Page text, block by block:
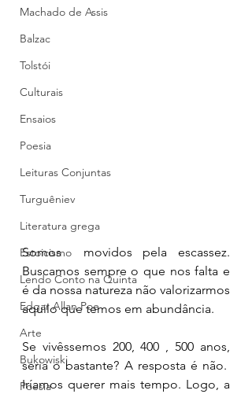
Machado de Assis
Balzac
Tolstói
Culturais
Ensaios
Poesia
Leituras Conjuntas
Turguêniev
Literatura grega
Estoicismo
Lendo Conto na Quinta
Edgar Allan Poe
Arte
Bukowiski
Poesia
Somos  movidos pela escassez.
Buscamos sempre o que nos falta e
é da nossa natureza não valorizarmos
aquilo que temos em abundância.
Se vivêssemos 200, 400 , 500 anos,
seria o bastante? A resposta é não.
Iríamos querer mais tempo. Logo, a